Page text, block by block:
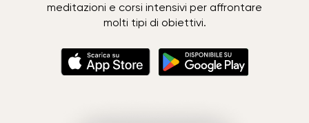
meditazioni e corsi intensivi per affrontare
molti tipi di obiettivi.